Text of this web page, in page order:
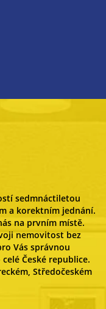
sedmnáctiletou
a korektním jednání.
na prvním místě.
nemovitost bez
Vás správnou
České republice.
Středočeském